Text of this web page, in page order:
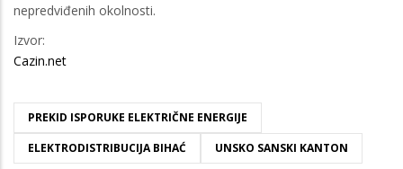
nepredviđenih okolnosti.
Izvor:
Cazin.net
PREKID ISPORUKE ELEKTRIČNE ENERGIJE
ELEKTRODISTRIBUCIJA BIHAĆ
UNSKO SANSKI KANTON